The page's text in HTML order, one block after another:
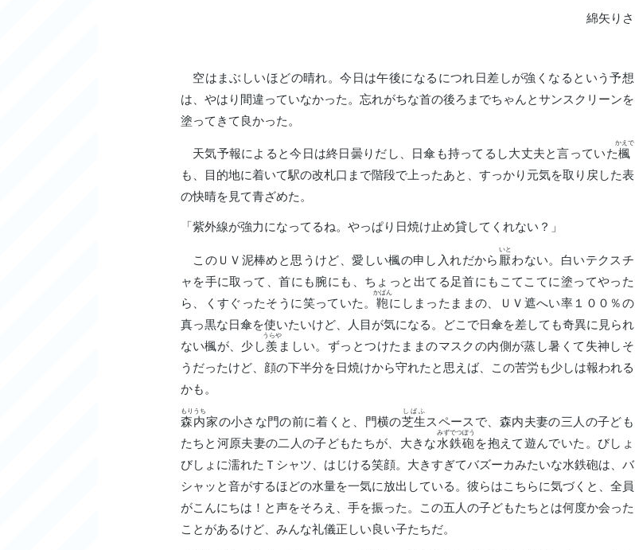
綿矢りさ
空はまぶしいほどの晴れ。今日は午後になるにつれ日差しが強くなるという予想
は、やはり間違っていなかった。忘れがちな首の後ろまでちゃんとサンスクリーンを
塗ってきて良かった。
天気予報によると今日は終日曇りだし、日傘も持ってるし大丈夫と言っていた楓
かえで
も、目的地に着いて駅の改札口まで階段で上ったあと、すっかり元気を取り戻した表
の快晴を見て青ざめた。
「紫外線が強力になってるね。やっぱり日焼け止め貸してくれない？」
このＵＶ泥棒めと思うけど、愛しい楓の申し入れだから 厭
いと
わない。白いテクスチ
ャを手に取って、首にも腕にも、ちょっと出てる足首にもこてこてに塗ってやった
ら、くすぐったそうに笑っていた。 鞄
かばん
にしまったままの、ＵＶ遮へい率１００％の
真っ黒な日傘を使いたいけど、人目が気になる。どこで日傘を差しても奇異に見られ
ない楓が、少し羨
うらや
ましい。ずっとつけたままのマスクの内側が蒸し暑くて失神しそ
うだったけど、顔の下半分を日焼けから守れたと思えば、この苦労も少しは報われる
かも。
森内
もりうち
家の小さな門の前に着くと、門横の芝生
しばふ
スペースで、森内夫妻の三人の子ども
たちと河原夫妻の二人の子どもたちが、大きな水鉄砲
みずでつぽう
を抱えて遊んでいた。びしょ
びしょに濡れたＴシャツ、はじける笑顔。大きすぎてバズーカみたいな水鉄砲は、バ
シャッと音がするほどの水量を一気に放出している。彼らはこちらに気づくと、全員
がこんにちは！と声をそろえ、手を振った。この五人の子どもたちとは何度か会った
ことがあるけど、みんな礼儀正しい良い子たちだ。